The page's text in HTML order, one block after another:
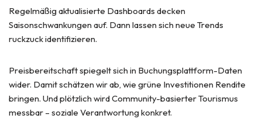
Regelmäßig aktualisierte Dashboards decken
Saisonschwankungen auf. Dann lassen sich neue Trends
ruckzuck identifizieren.
Preisbereitschaft spiegelt sich in Buchungsplattform-Daten
wider. Damit schätzen wir ab, wie grüne Investitionen Rendite
bringen. Und plötzlich wird Community-basierter Tourismus
messbar – soziale Verantwortung konkret.